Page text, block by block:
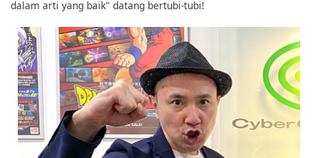
dalam arti yang baik" datang bertubi-tubi!